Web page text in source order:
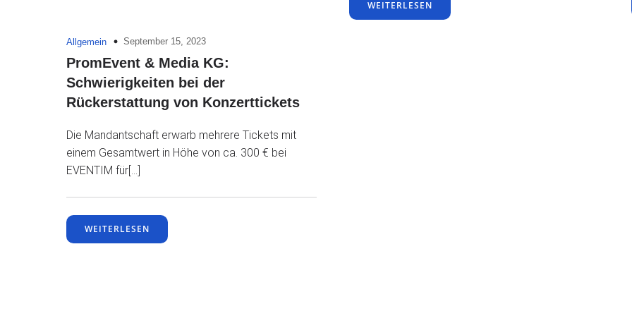
WEITERLESEN
Allgemein September 15, 2023
PromEvent & Media KG:
Schwierigkeiten bei der
Rückerstattung von Konzerttickets
Die Mandantschaft erwarb mehrere Tickets mit
einem Gesamtwert in Höhe von ca. 300 € bei
EVENTIM für[…]
WEITERLESEN